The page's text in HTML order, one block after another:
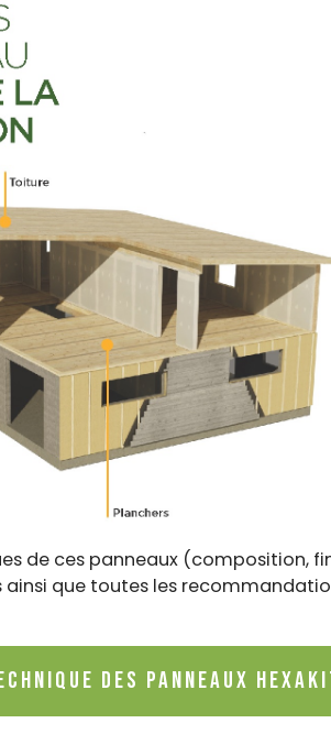
de ces panneaux (composition,
que toutes les
des panneaux